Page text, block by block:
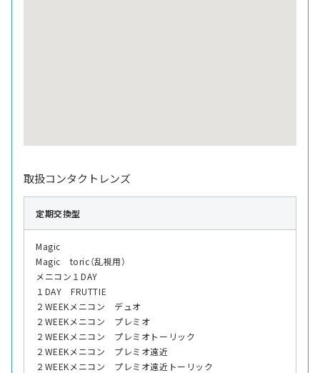
取扱コンタクトレンズ
定期交換型
Magic
Magic toric（乱視用）
メニコン１DAY
１DAY FRUTTIE
２WEEKメニコン デュオ
２WEEKメニコン プレミオ
２WEEKメニコン プレミオトーリック
２WEEKメニコン プレミオ遠近
２WEEKメニコン プレミオ遠近トーリック